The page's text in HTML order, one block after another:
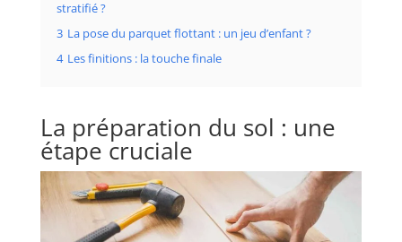
stratifié ?
3 La pose du parquet flottant : un jeu d’enfant ?
4 Les finitions : la touche finale
La préparation du sol : une
étape cruciale